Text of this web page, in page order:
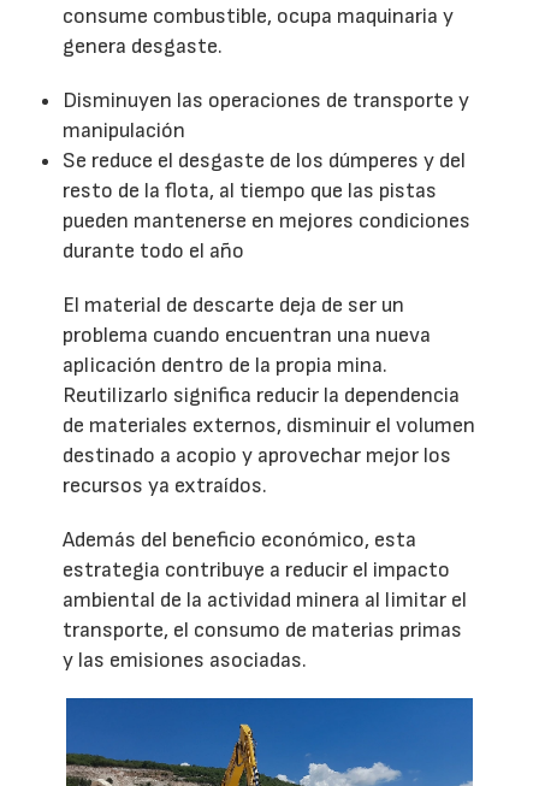
consume combustible, ocupa maquinaria y
genera desgaste.
Disminuyen las operaciones de transporte y
manipulación
Se reduce el desgaste de los dúmperes y del
resto de la flota, al tiempo que las pistas
pueden mantenerse en mejores condiciones
durante todo el año
El material de descarte deja de ser un
problema cuando encuentran una nueva
aplicación dentro de la propia mina.
Reutilizarlo significa reducir la dependencia
de materiales externos, disminuir el volumen
destinado a acopio y aprovechar mejor los
recursos ya extraídos.
Además del beneficio económico, esta
estrategia contribuye a reducir el impacto
ambiental de la actividad minera al limitar el
transporte, el consumo de materias primas
y las emisiones asociadas.